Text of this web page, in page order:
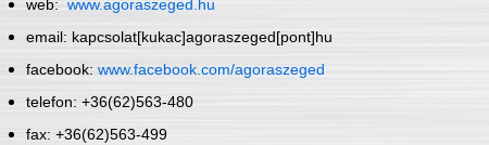
web: www.agoraszeged.hu
email: kapcsolat[kukac]agoraszeged[pont]hu
facebook: www.facebook.com/agoraszeged
telefon: +36(62)563-480
fax: +36(62)563-499